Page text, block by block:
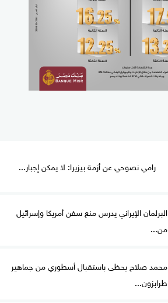
رامي نصوحي عن أزمة بيزيرا: لا يمكن إجبار...
البرلمان الإيراني يدرس منع سفن أمريكا وإسرائيل
من...
محمد صلاح يحظى باستقبال أسطوري من جماهير
طرابزون...